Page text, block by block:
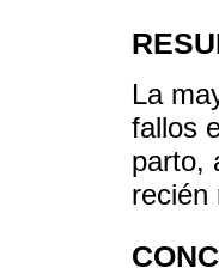
La
fallos
parto,
recién